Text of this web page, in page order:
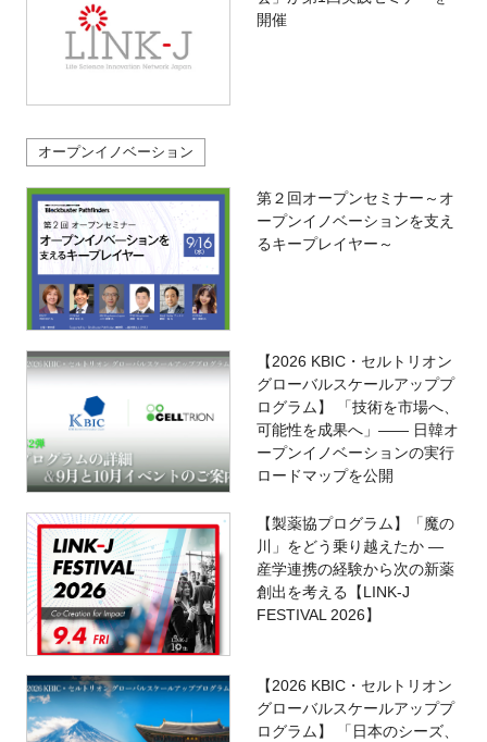
開催
オープンイノベーション
第２回オープンセミナー～オ
ープンイノベーションを支え
るキープレイヤー～
【2026 KBIC・セルトリオン
グローバルスケールアッププ
ログラム】 「技術を市場へ、
可能性を成果へ」―― 日韓オ
ープンイノベーションの実行
ロードマップを公開
【製薬協プログラム】「魔の
川」をどう乗り越えたか ―
産学連携の経験から次の新薬
創出を考える【LINK-J
FESTIVAL 2026】
【2026 KBIC・セルトリオン
グローバルスケールアッププ
ログラム】 「日本のシーズ、